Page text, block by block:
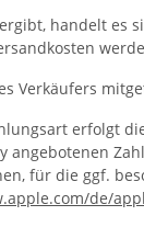
handelt es
Verkäufers
angebotenen
für die ggf.
/de/